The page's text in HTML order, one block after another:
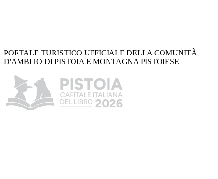
PORTALE TURISTICO UFFICIALE DELLA COMUNITÀ
D'AMBITO DI PISTOIA E MONTAGNA PISTOIESE